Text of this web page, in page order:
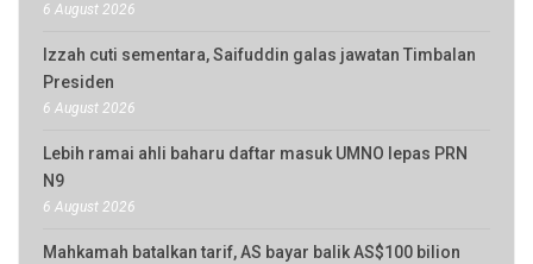
6 August 2026
Izzah cuti sementara, Saifuddin galas jawatan Timbalan
Presiden
6 August 2026
Lebih ramai ahli baharu daftar masuk UMNO lepas PRN
N9
6 August 2026
Mahkamah batalkan tarif, AS bayar balik AS$100 bilion